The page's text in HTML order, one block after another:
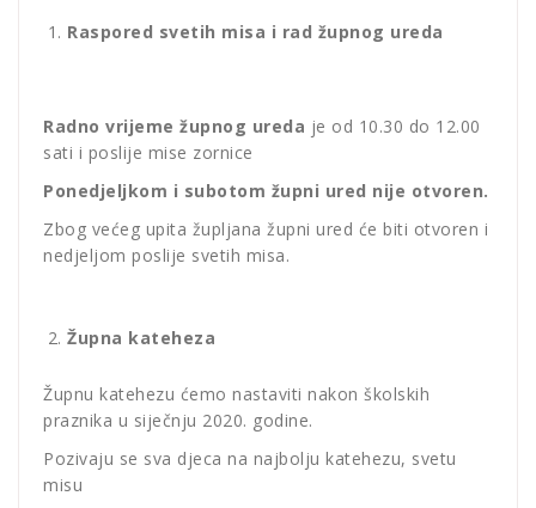
Raspored svetih misa i rad župnog ureda
Radno vrijeme župnog ureda je od 10.30 do 12.00
sati i poslije mise zornice
Ponedjeljkom i subotom župni ured nije otvoren.
Zbog većeg upita župljana župni ured će biti otvoren i
nedjeljom poslije svetih misa.
Župna kateheza
Župnu katehezu ćemo nastaviti nakon školskih
praznika u siječnju 2020. godine.
Pozivaju se sva djeca na najbolju katehezu, svetu
misu